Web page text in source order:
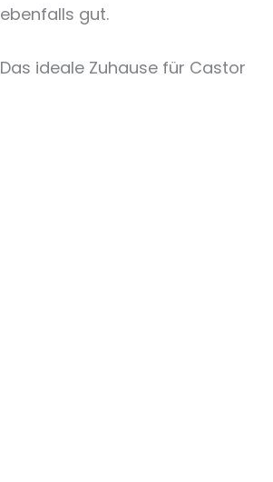
ebenfalls gut.
Das ideale Zuhause für Castor